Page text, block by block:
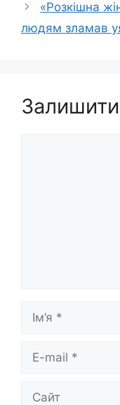
«Розкішна
людям зламав
mail